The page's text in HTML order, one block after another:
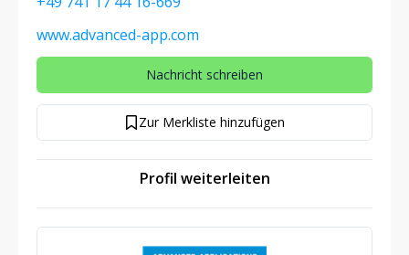
www.advanced-app.com
Nachricht schreiben
Zur Merkliste hinzufügen
Profil weiterleiten